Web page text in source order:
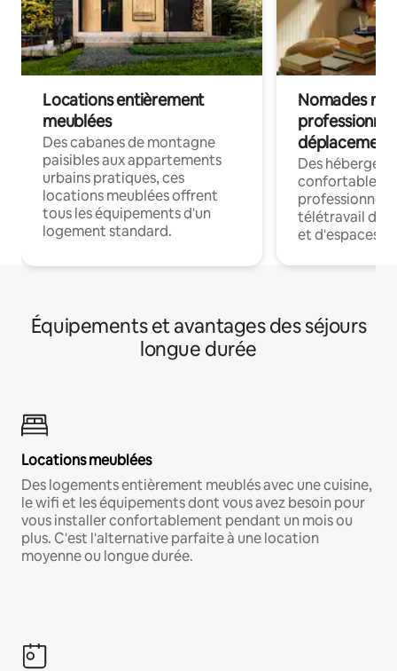
Locations entièrement
meublées
Des cabanes de montagne
paisibles aux appartements
urbains pratiques, ces
locations meublées offrent
tous les équipements d'un
logement standard.
Nomades
déplacement
Des
confortables
professionnels
télétravail
et d'espaces
Équipements et avantages des séjours
longue durée
Locations meublées
Des logements entièrement meublés avec une cuisine,
le wifi et les équipements dont vous avez besoin pour
vous installer confortablement pendant un mois ou
plus. C'est l'alternative parfaite à une location
moyenne ou longue durée.